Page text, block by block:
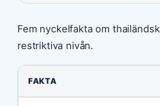
Fem nyckelfakta om
restriktiva nivån.
FAKTA